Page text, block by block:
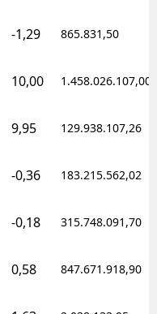
-1,29 865.831,50
10,00 1.458.026.107,00
9,95 129.938.107,26
-0,36 183.215.562,02
-0,18 315.748.091,70
0,58 847.671.918,90